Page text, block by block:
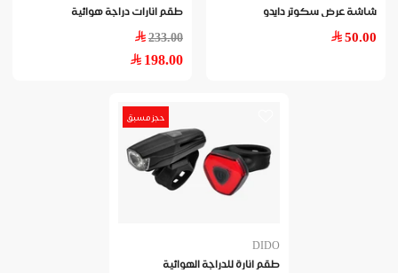
شاشة عرض سكوتر دايدو
50.00
طقم انارات دراجة هوائية
233.00
198.00
حجز مسبق
DIDO
طقم انارة للدراجة الهوائية